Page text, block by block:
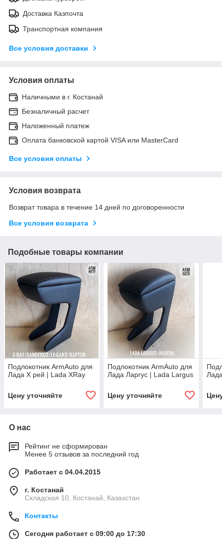
Доставка Казпочта
Транспортная компания
Все условия доставки
Условия оплаты
Наличными в г. Костанай
Безналичный расчет
Наложенный платеж
Оплата банковской картой VISA или MasterCard
Все условия оплаты
Условия возврата
Возврат товара в течение 14 дней по договоренности
Все условия возврата
Подобные товары компании
Подлокотник ArmAuto для
Лада Х рей | Lada XRay
Цену уточняйте
Подлокотник ArmAuto для
Лада Ларгус | Lada Largus
Цену уточняйте
О нас
Рейтинг не сформирован
Менее 5 отзывов за последний год
Работает с 04.04.2015
г. Костанай
Складская 10, Костанай, Казахстан
Контакты
Сегодня работает с 09:00 до 17:30